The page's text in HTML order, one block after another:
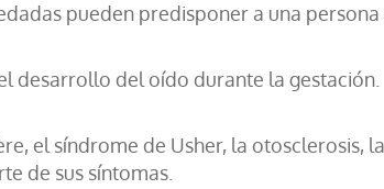
pueden predisponer a una
desarrollo del oído durante la gestación.
el síndrome de Usher, la otosclerosis,
de sus síntomas.